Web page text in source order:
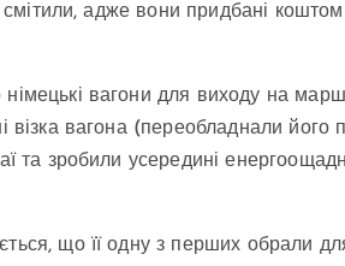
адже вони придбані коштом
вагони для виходу на
візка вагона (переобладнали його
та зробили усередині
що її одну з перших обрали